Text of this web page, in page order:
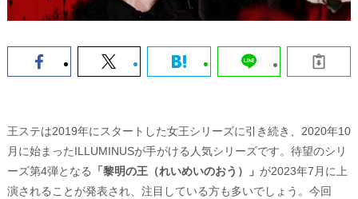
王ステは2019年にスタートした女王シリーズに引き続き、2020年10
月に始まったILLUMINUSが手がける人気シリーズです。待望のシリ
ーズ第4弾となる
「黎明の王（れいめいのおう）」 が2023年7月に上
演されることが発表され、注目している方も多いでしょう。今回